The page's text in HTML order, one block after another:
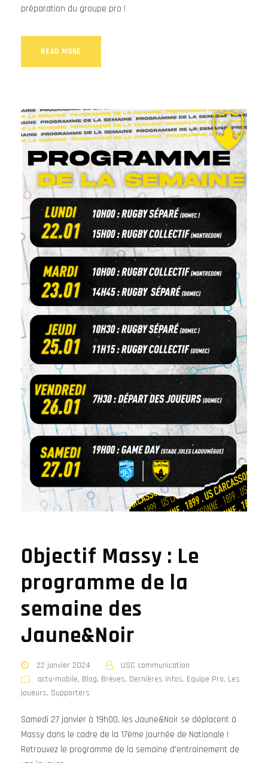
préparation du groupe pro !
READ MORE
Objectif Massy : Le
programme de la
semaine des
Jaune&Noir
22 janvier 2024
USC communication
actu-mobile, Blog, Brèves, Dernières infos, Equipe Pro, Les
joueurs, Supporters
Samedi 27 janvier à 19h00, les Jaune&Noir se déplacent à
Massy dans le cadre de la 17ème journée de Nationale !
Retrouvez le programme de la semaine d'entrainement de